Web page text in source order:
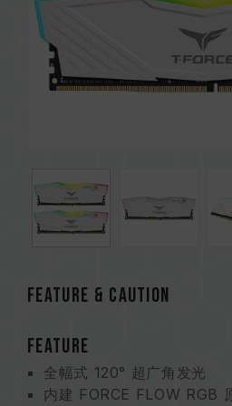
Feature & CAUTION
FEATURE
全幅式 120° 超广角发光
内建 FORCE FLOW RGB